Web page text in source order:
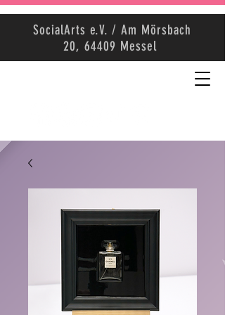
SocialArts e.V. / Am Mörsbach
20, 64409 Messel